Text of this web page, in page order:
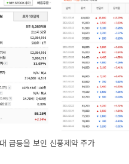
급등을 보인 신풍제약 주가